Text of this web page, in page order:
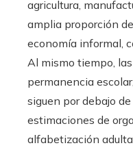
agricultura,
amplia proporción
economía informal,
Al mismo tiempo,
permanencia
siguen por debajo
estimaciones de
alfabetización